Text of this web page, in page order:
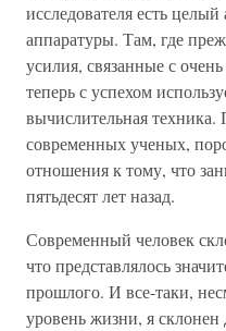
исследователя есть
аппаратуры. Там, где
усилия, связанные с
теперь с успехом
вычислительная
современных ученых,
отношения к тому, что
пятьдесят лет назад.
Современный человек
что представлялось
прошлого. И все-таки,
уровень жизни, я